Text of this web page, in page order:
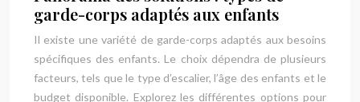
garde-corps adaptés aux enfants
Il existe une variété de garde-corps adaptés aux besoins
spécifiques des enfants. Le choix dépendra de plusieurs
facteurs, tels que le type d’escalier, l’âge des enfants et le
budget disponible. Explorez les différentes options pour